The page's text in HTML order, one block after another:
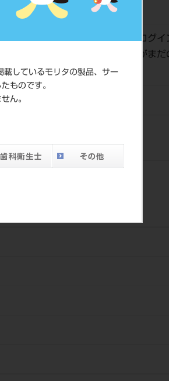
載しているモリタの製品、サー
ものです。
ん。
コード 4548162020529
価格の確認は『ログイ
ネット会員登録がまだ
い。